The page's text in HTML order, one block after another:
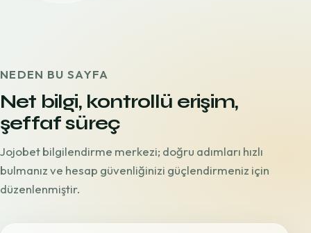
NEDEN BU SAYFA
Net bilgi, kontrollü erişim,
şeffaf süreç
Jojobet bilgilendirme merkezi; doğru adımları hızlı
bulmanız ve hesap güvenliğinizi güçlendirmeniz için
düzenlenmiştir.